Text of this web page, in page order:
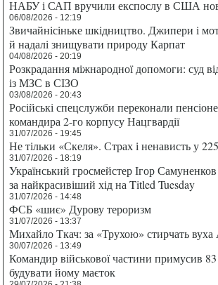
НАБУ і САП вручили експослу в США
06/08/2026 - 12:19
Звичайнісіньке шкідництво. Джипери і
й надалі знищувати природу Карпат
04/08/2026 - 20:19
Розкрадання міжнародної допомоги: суд
із МЗС в СІЗО
03/08/2026 - 20:43
Російські спецслужби переконали
командира 2-го корпусу Нацгвардії
31/07/2026 - 19:45
Не тільки «Скеля». Страх і ненависть у
31/07/2026 - 18:19
Український гросмейстер Ігор
за найкрасивіший хід на Titled Tuesday
31/07/2026 - 14:48
ФСБ «шиє» Дурову тероризм
31/07/2026 - 13:37
Михайло Ткач: за «Трухою» стирчать вуха
30/07/2026 - 13:49
Командир військової частини примусив 83
будувати йому маєток